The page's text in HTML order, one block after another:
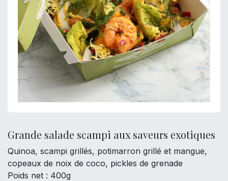
Grande salade scampi aux saveurs exotiques
Quinoa, scampi grillés, potimarron grillé et mangue,
copeaux de noix de coco, pickles de grenade
Poids net : 400g